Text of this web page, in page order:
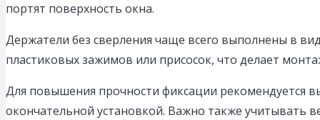
портят поверхность окна.
Держатели без сверления чаще всего выполнены в
пластиковых зажимов или присосок, что делает
Для повышения прочности фиксации рекомендуется
окончательной установкой. Важно также учитывать